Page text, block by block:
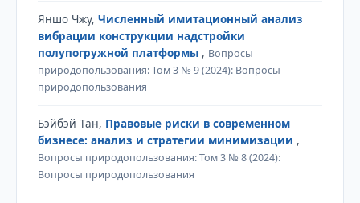
Яншо Чжу, Численный имитационный анализ
вибрации конструкции надстройки
полупогружной платформы , Вопросы
природопользования: Том 3 № 9 (2024): Вопросы
природопользования
Бэйбэй Тан, Правовые риски в современном
бизнесе: анализ и стратегии минимизации ,
Вопросы природопользования: Том 3 № 8 (2024):
Вопросы природопользования